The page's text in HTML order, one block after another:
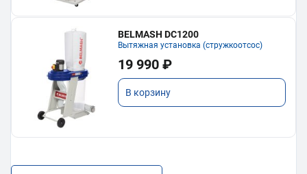
BELMASH DC1200
Вытяжная установка (стружкоотсос)
19 990 ₽
В корзину